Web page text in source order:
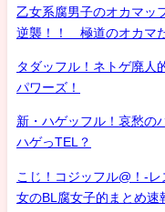
乙女系腐男子のオカマ
逆襲！！ 極道のオカマ
タダッフル！ネトゲ廃人
パワーズ！
新・ハゲッフル！哀愁の
ハゲっTEL？
こじ！コジッフル@！-
女のBL腐女子的まとめ速